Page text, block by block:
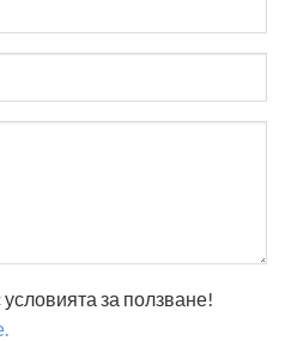
за ползване!